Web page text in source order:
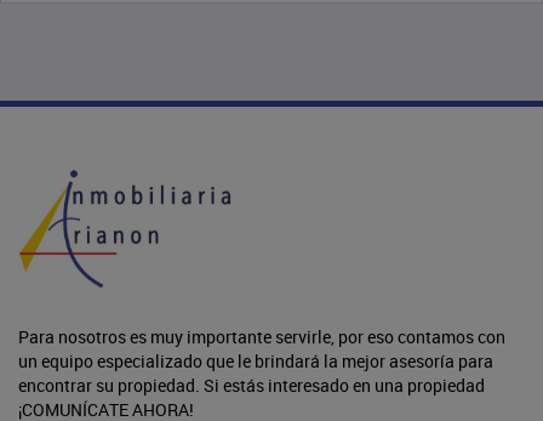
Para nosotros es muy importante servirle, por eso contamos con
un equipo especializado que le brindará la mejor asesoría para
encontrar su propiedad. Si estás interesado en una propiedad
¡COMUNÍCATE AHORA!